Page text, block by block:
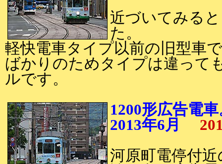
近づいてみる
た。
軽快電車タイプ以前の旧型車
ばかりのためタイプは違って
ルです。
1200形広告電
2013年6月
河原町電停付